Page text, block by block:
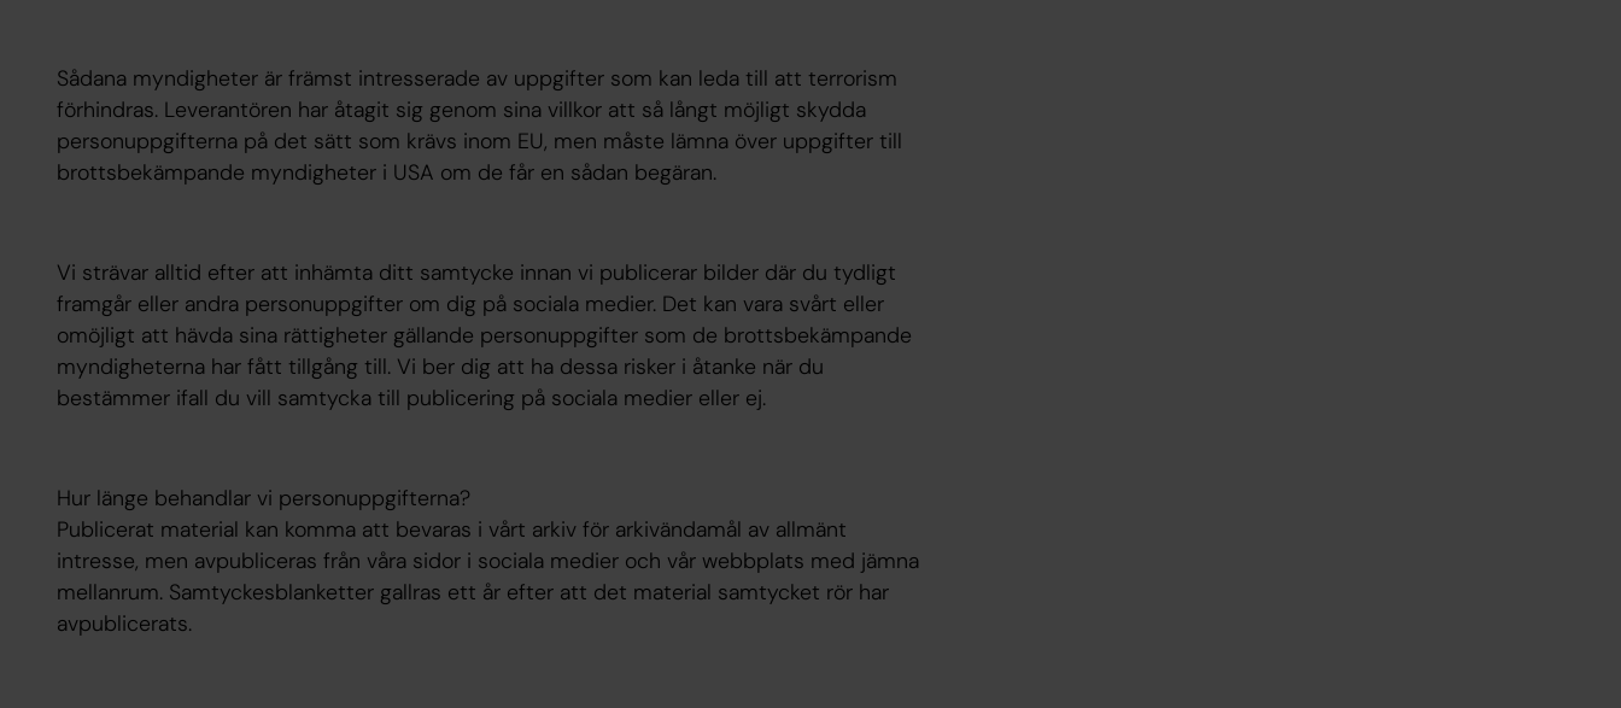
Sådana myndigheter är främst intresserade av uppgifter som kan leda till att terrorism
förhindras. Leverantören har åtagit sig genom sina villkor att så långt möjligt skydda
personuppgifterna på det sätt som krävs inom EU, men måste lämna över uppgifter till
brottsbekämpande myndigheter i USA om de får en sådan begäran.
Vi strävar alltid efter att inhämta ditt samtycke innan vi publicerar bilder där du tydligt
framgår eller andra personuppgifter om dig på sociala medier. Det kan vara svårt eller
omöjligt att hävda sina rättigheter gällande personuppgifter som de brottsbekämpande
myndigheterna har fått tillgång till. Vi ber dig att ha dessa risker i åtanke när du
bestämmer ifall du vill samtycka till publicering på sociala medier eller ej.
Hur länge behandlar vi personuppgifterna?
Publicerat material kan komma att bevaras i vårt arkiv för arkivändamål av allmänt
intresse, men avpubliceras från våra sidor i sociala medier och vår webbplats med jämna
mellanrum. Samtyckesblanketter gallras ett år efter att det material samtycket rör har
avpublicerats.